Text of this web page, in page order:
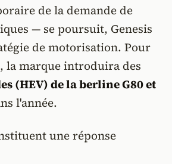
de la demande de
— se poursuit, Genesis
de motorisation. Pour
la marque introduira des
(HEV) de la berline G80 et
l'année.
une réponse